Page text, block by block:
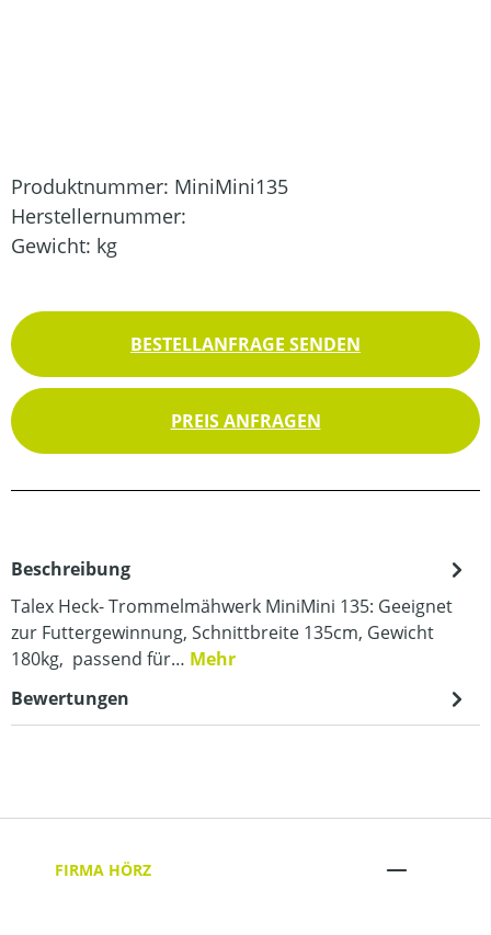
Produktnummer: MiniMini135
Herstellernummer:
Gewicht: kg
BESTELLANFRAGE SENDEN
PREIS ANFRAGEN
Beschreibung
Talex Heck- Trommelmähwerk MiniMini 135: Geeignet
zur Futtergewinnung, Schnittbreite 135cm, Gewicht
180kg, passend für… Mehr
Bewertungen
FIRMA HÖRZ